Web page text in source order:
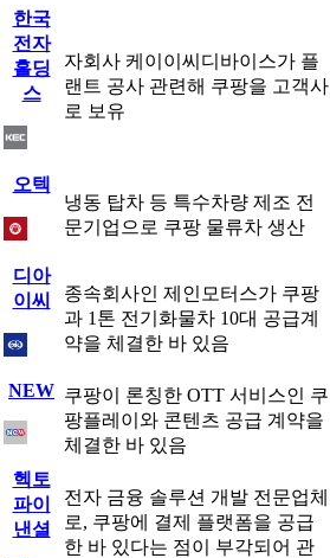
한국
전자
홀딩
스
자회사 케이이씨디바이스가 플
랜트 공사 관련해 쿠팡을 고객사
로 보유
오텍
냉동 탑차 등 특수차량 제조 전
문기업으로 쿠팡 물류차 생산
디아
이씨
종속회사인 제인모터스가 쿠팡
과 1톤 전기화물차 10대 공급계
약을 체결한 바 있음
NEW 쿠팡이 론칭한 OTT 서비스인 쿠
팡플레이와 콘텐츠 공급 계약을
체결한 바 있음
헥토
파이
낸셜
전자 금융 솔루션 개발 전문업체
로, 쿠팡에 결제 플랫폼을 공급
한 바 있다는 점이 부각되어 관